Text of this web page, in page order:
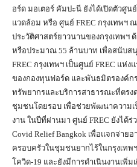
อร์ด มอเตอร์ คัมปะนี ยังได้เปิดตัวศู
แวดล้อม หรือ ศูนย์ FREC กรุงเทพฯ
ประวัติศาสตร์ยาวนานของกรุงเทพฯ
หรือประมาณ 55 ล้านบาท เพื่อสนับส
FREC กรุงเทพฯ เป็นศูนย์ FREC แห่
ของกองทุนฟอร์ด และพันธมิตรองค์ก
ทรัพยากรและบริการสาธารณะที่ตร
ชุมชนโดยรอบ เพื่อช่วยพัฒนาความ
งาน ในปีที่ผ่านมา ศูนย์ FREC ยังได้
Covid Relief Bangkok เพื่อแจกจ่าย
ครอบครัวในชุมชนยากไร้ในกรุงเท
โควิด-19 และยังมีการดำเนินงานเพิ่ม